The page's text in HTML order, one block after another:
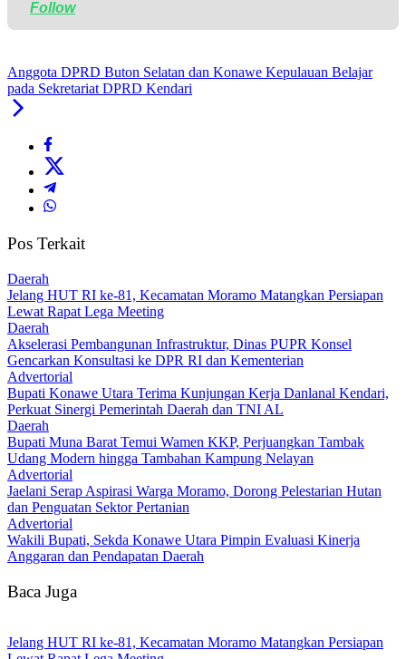
Follow
Anggota DPRD Buton Selatan dan Konawe Kepulauan Belajar
pada Sekretariat DPRD Kendari
Pos Terkait
Daerah
‎Jelang HUT RI ke-81, Kecamatan Moramo Matangkan Persiapan
Lewat Rapat Lega Meeting
Daerah
Akselerasi Pembangunan Infrastruktur, Dinas PUPR Konsel
Gencarkan Konsultasi ke DPR RI dan Kementerian
Advertorial
Bupati Konawe Utara Terima Kunjungan Kerja Danlanal Kendari,
Perkuat Sinergi Pemerintah Daerah dan TNI AL
Daerah
‎Bupati Muna Barat Temui Wamen KKP, Perjuangkan Tambak
Udang Modern hingga Tambahan Kampung Nelayan
Advertorial
Jaelani Serap Aspirasi Warga Moramo, Dorong Pelestarian Hutan
dan Penguatan Sektor Pertanian
Advertorial
Wakili Bupati, Sekda Konawe Utara Pimpin Evaluasi Kinerja
Anggaran dan Pendapatan Daerah
Baca Juga
‎Jelang HUT RI ke-81, Kecamatan Moramo Matangkan Persiapan